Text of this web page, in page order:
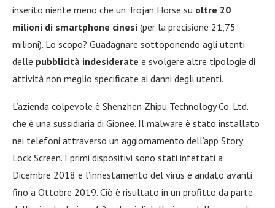
inserito niente meno che un Trojan Horse su oltre 20
milioni di smartphone cinesi (per la precisione 21,75
milioni). Lo scopo? Guadagnare sottoponendo agli utenti
delle pubblicità indesiderate e svolgere altre tipologie di
attività non meglio specificate ai danni degli utenti.
L’azienda colpevole è Shenzhen Zhipu Technology Co. Ltd.
che è una sussidiaria di Gionee. Il malware è stato installato
nei telefoni attraverso un aggiornamento dell’app Story
Lock Screen. I primi dispositivi sono stati infettati a
Dicembre 2018 e l’innestamento del virus è andato avanti
fino a Ottobre 2019. Ciò è risultato in un profitto da parte